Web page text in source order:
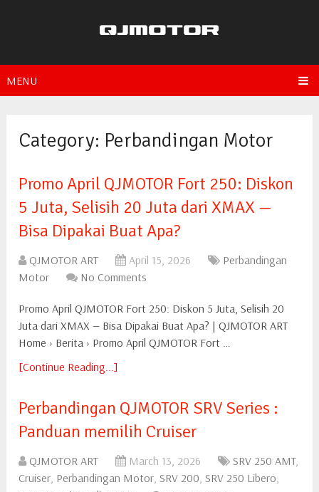
MENU
Category: Perbandingan Motor
Promo April QJMOTOR Fort 250: Diskon
5 Juta, Selisih 20 Juta dari XMAX —
Bisa Dipakai Buat Apa?
QJMOTOR ART April 15, 2026
Perbandingan
Motor
No Comments
Promo April QJMOTOR Fort 250: Diskon 5 Juta, Selisih 20
Juta dari XMAX — Bisa Dipakai Buat Apa? | QJMOTOR ART
Home › Berita › Promo April QJMOTOR Fort …
[Continue Reading...]
Perbandingan QJMOTOR SRV Series :
Panduan memilih Cruiser
QJMOTOR ART March 13, 2026 SRV 250 AMT,
Cruiser, Perbandingan Motor,SRV 200,SRV 250 Libero,